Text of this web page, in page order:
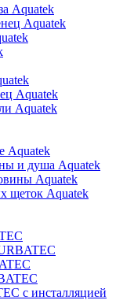
Aquatek
Aquatek
Aquatek
Aquatek
Aquatek
и душа Aquatek
Aquatek
щеток Aquatek
с инсталляцией